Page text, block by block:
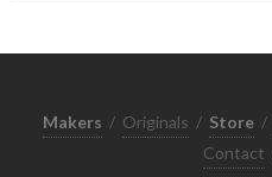
Makers / Originals / Store /
Contact